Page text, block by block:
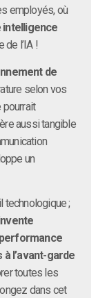
employés, où
intelligence
de l’IA !
de
selon vos
pourrait
aussi tangible
un
technologique ;
l’avant-garde
toutes les
dans cet